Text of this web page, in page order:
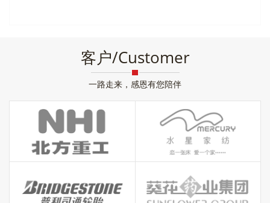
客户/Customer
一路走来，感恩有您陪伴